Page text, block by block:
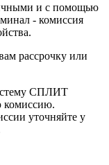
и с помощью
- комиссия
рассрочку или
СПЛИТ
комиссию.
уточняйте у